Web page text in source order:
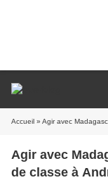
Accueil » Agir avec
Agir avec
de classe à